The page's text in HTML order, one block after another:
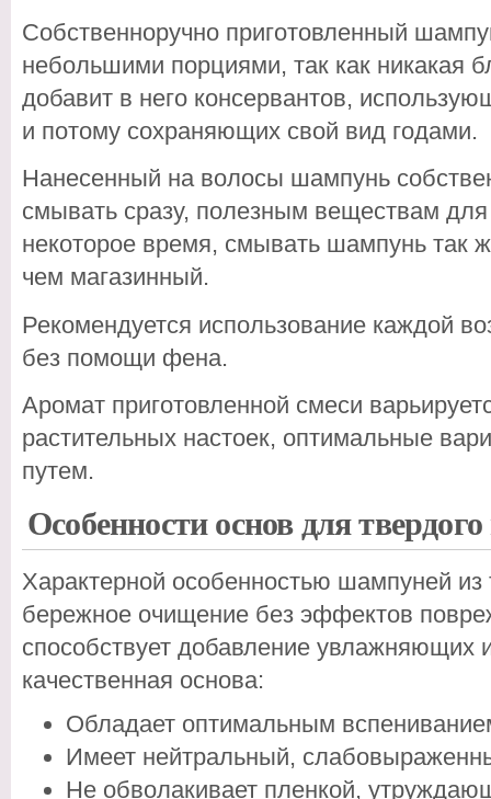
Собственноручно приготовленный
небольшими порциями, так как никакая
добавит в него консервантов,
и потому сохраняющих свой вид годами.
Нанесенный на волосы шампунь
смывать сразу, полезным веществам
некоторое время, смывать шампунь так
чем магазинный.
Рекомендуется использование каждой
без помощи фена.
Аромат приготовленной смеси
растительных настоек, оптимальные
путем.
Особенности основ для
Характерной особенностью шампуней из
бережное очищение без эффектов
способствует добавление увлажняющих
качественная основа:
Обладает оптимальным
Имеет нейтральный,
Не обволакивает пленкой,